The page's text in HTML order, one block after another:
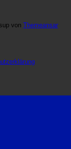
von Themeansar